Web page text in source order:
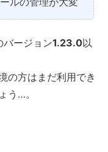
ージョン1.23.0以
の方はまだ利用でき
う…。